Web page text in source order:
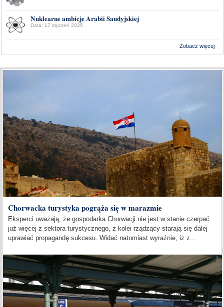
Nuklearne ambicje Arabii Saudyjskiej
Data: 17 styczeń 2025
Zobacz więcej
Chorwacka turystyka pogrąża się w marazmie
Eksperci uważają, że gospodarka Chorwacji nie jest w stanie czerpać
już więcej z sektora turystycznego, z kolei rządzący starają się dalej
uprawiać propagandę sukcesu. Widać natomiast wyraźnie, iż z...